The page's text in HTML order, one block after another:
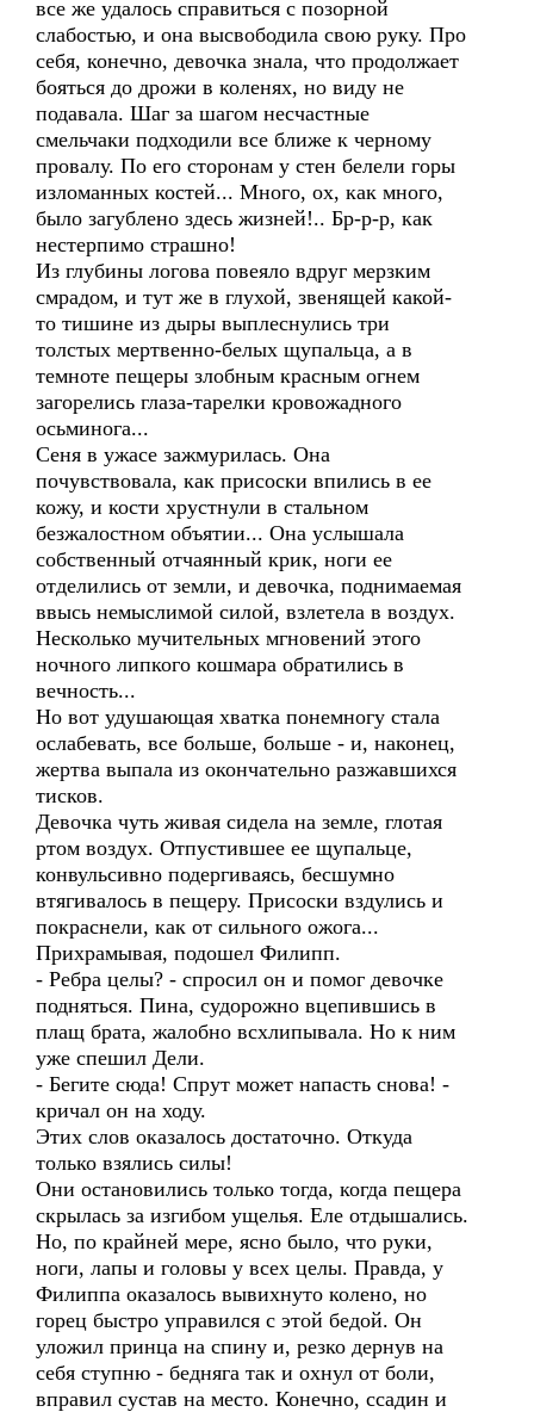
все же удалось справиться с позорной
слабостью, и она высвободила свою руку. Про
себя, конечно, девочка знала, что продолжает
бояться до дрожи в коленях, но виду не
подавала. Шаг за шагом несчастные
смельчаки подходили все ближе к черному
провалу. По его сторонам у стен белели горы
изломанных костей... Много, ох, как много,
было загублено здесь жизней!.. Бр-р-р, как
нестерпимо страшно!
Из глубины логова повеяло вдруг мерзким
смрадом, и тут же в глухой, звенящей какой-
то тишине из дыры выплеснулись три
толстых мертвенно-белых щупальца, а в
темноте пещеры злобным красным огнем
загорелись глаза-тарелки кровожадного
осьминога...
Сеня в ужасе зажмурилась. Она
почувствовала, как присоски впились в ее
кожу, и кости хрустнули в стальном
безжалостном объятии... Она услышала
собственный отчаянный крик, ноги ее
отделились от земли, и девочка, поднимаемая
ввысь немыслимой силой, взлетела в воздух.
Несколько мучительных мгновений этого
ночного липкого кошмара обратились в
вечность...
Но вот удушающая хватка понемногу стала
ослабевать, все больше, больше - и, наконец,
жертва выпала из окончательно разжавшихся
тисков.
Девочка чуть живая сидела на земле, глотая
ртом воздух. Отпустившее ее щупальце,
конвульсивно подергиваясь, бесшумно
втягивалось в пещеру. Присоски вздулись и
покраснели, как от сильного ожога...
Прихрамывая, подошел Филипп.
- Ребра целы? - спросил он и помог девочке
подняться. Пина, судорожно вцепившись в
плащ брата, жалобно всхлипывала. Но к ним
уже спешил Дели.
- Бегите сюда! Спрут может напасть снова! -
кричал он на ходу.
Этих слов оказалось достаточно. Откуда
только взялись силы!
Они остановились только тогда, когда пещера
скрылась за изгибом ущелья. Еле отдышались.
Но, по крайней мере, ясно было, что руки,
ноги, лапы и головы у всех целы. Правда, у
Филиппа оказалось вывихнуто колено, но
горец быстро управился с этой бедой. Он
уложил принца на спину и, резко дернув на
себя ступню - бедняга так и охнул от боли,
вправил сустав на место. Конечно, ссадин и